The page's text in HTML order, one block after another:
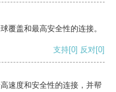
覆盖和最高安全性的连接。
支持[0] 反对[0]
速度和安全性的连接，并帮